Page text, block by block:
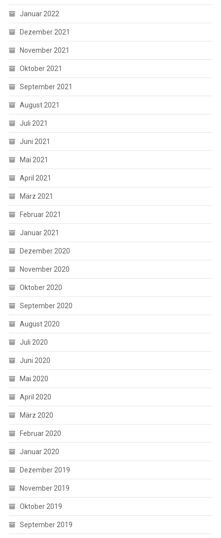
Januar 2022
Dezember 2021
November 2021
Oktober 2021
September 2021
August 2021
Juli 2021
Juni 2021
Mai 2021
April 2021
März 2021
Februar 2021
Januar 2021
Dezember 2020
November 2020
Oktober 2020
September 2020
August 2020
Juli 2020
Juni 2020
Mai 2020
April 2020
März 2020
Februar 2020
Januar 2020
Dezember 2019
November 2019
Oktober 2019
September 2019